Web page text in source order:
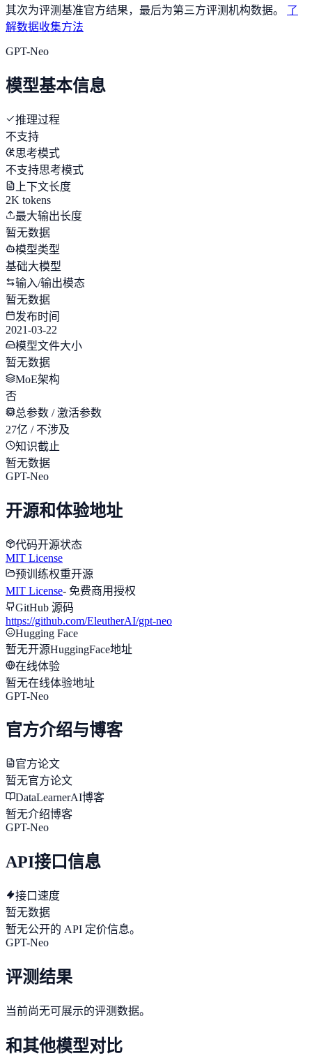
其次为评测基准官方结果，最后为第三方评测机构数据。
了
解数据收集方法
GPT-Neo
模型基本信息
推理过程
不支持
思考模式
不支持思考模式
上下文长度
2K tokens
最大输出长度
暂无数据
模型类型
基础大模型
输入/输出模态
暂无数据
发布时间
2021-03-22
模型文件大小
暂无数据
MoE架构
否
总参数 / 激活参数
27亿 / 不涉及
知识截止
暂无数据
GPT-Neo
开源和体验地址
代码开源状态
MIT License
预训练权重开源
MIT License- 免费商用授权
GitHub 源码
https://github.com/EleutherAI/gpt-neo
Hugging Face
暂无开源HuggingFace地址
在线体验
暂无在线体验地址
GPT-Neo
官方介绍与博客
官方论文
暂无官方论文
DataLearnerAI博客
暂无介绍博客
GPT-Neo
API接口信息
接口速度
暂无数据
暂无公开的 API 定价信息。
GPT-Neo
评测结果
当前尚无可展示的评测数据。
和其他模型对比